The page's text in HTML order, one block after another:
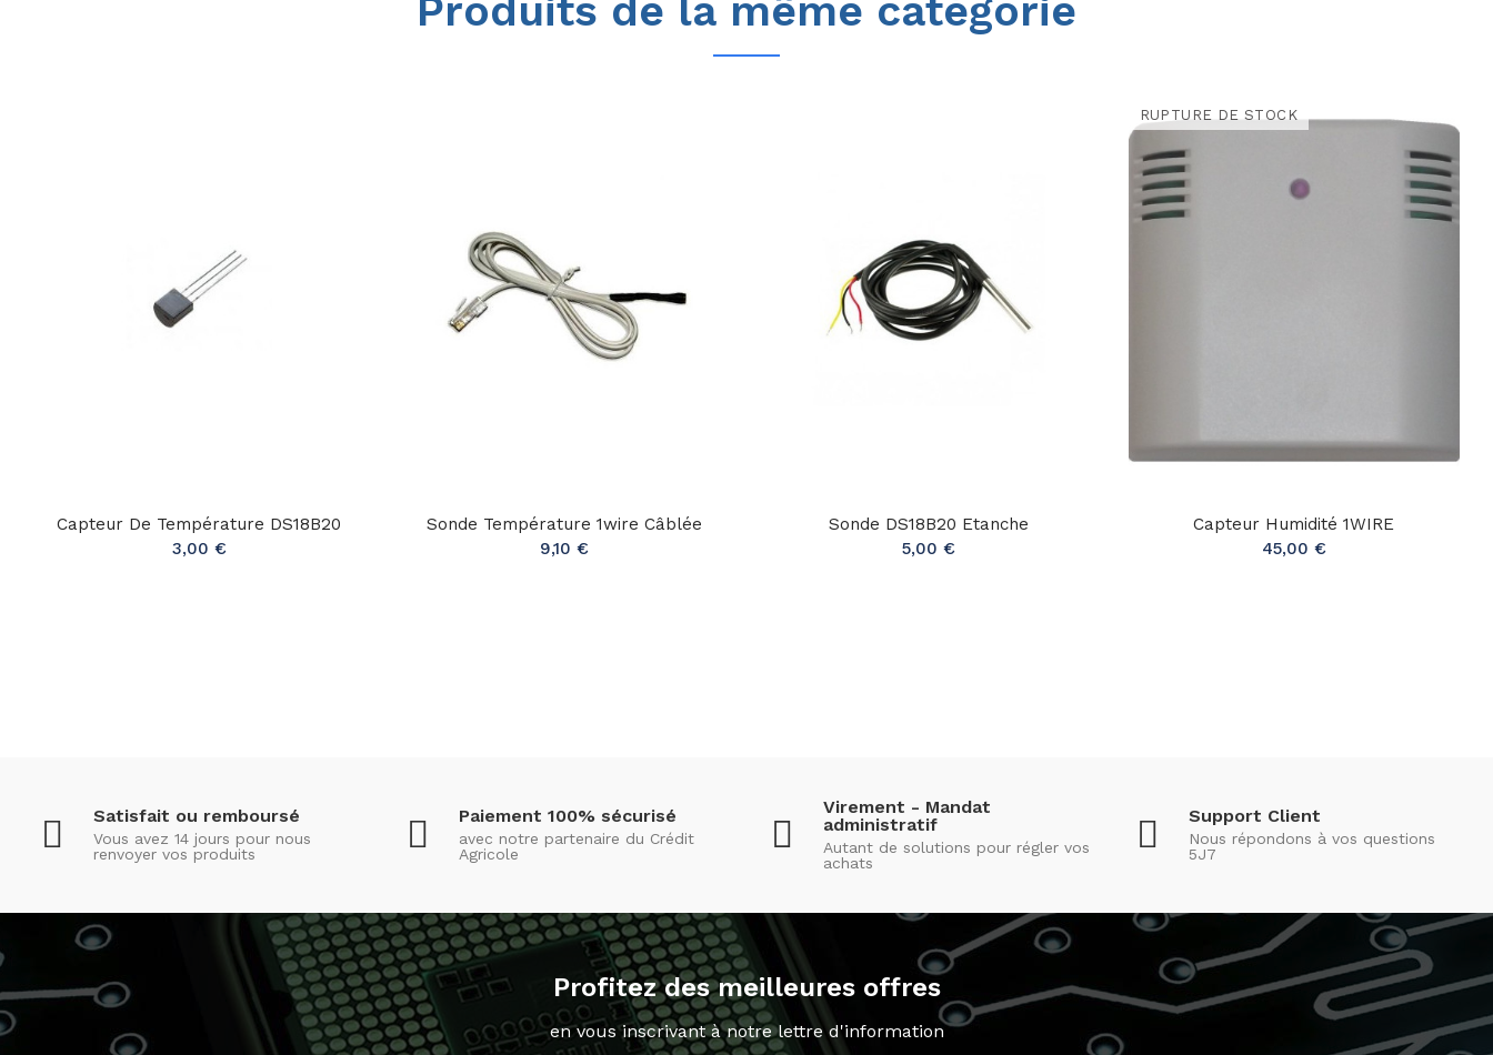
Produits de la même catégorie
Capteur De Température DS18B20
3,00 €
Sonde Température 1wire Câblée
9,10 €
Sonde DS18B20 Etanche
5,00 €
RUPTURE DE STOCK
Capteur Humidité 1WIRE
45,00 €
Satisfait ou remboursé
Vous avez 14 jours pour nous
renvoyer vos produits
Paiement 100% sécurisé
avec notre partenaire du Crédit
Agricole
Virement - Mandat
administratif
Autant de solutions pour régler vos
achats
Support Client
Nous répondons à vos questions
5J7
Profitez des meilleures offres
en vous inscrivant à notre lettre d'information